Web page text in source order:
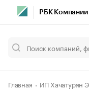
РБК Компании
Главная ИП Хачатурян